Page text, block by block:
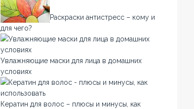
Раскраски антистресс – кому и
для чего?
Увлажняющие маски для лица в домашних
условиях
Кератин для волос – плюсы и минусы, как